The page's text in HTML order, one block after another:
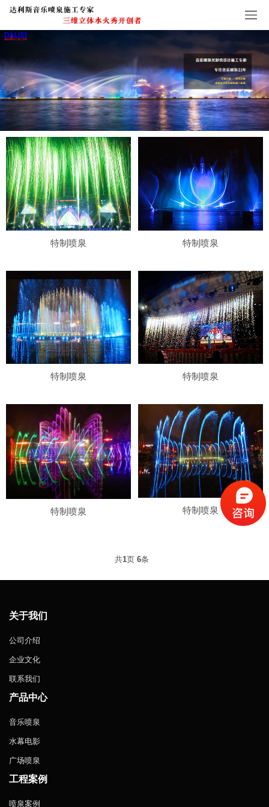
特制喷泉 特制喷泉
特制喷泉 特制喷泉
特制喷泉 特制喷泉
共1页 6条
关于我们
公司介绍
企业文化
联系我们
产品中心
音乐喷泉
水幕电影
广场喷泉
工程案例
喷泉案例